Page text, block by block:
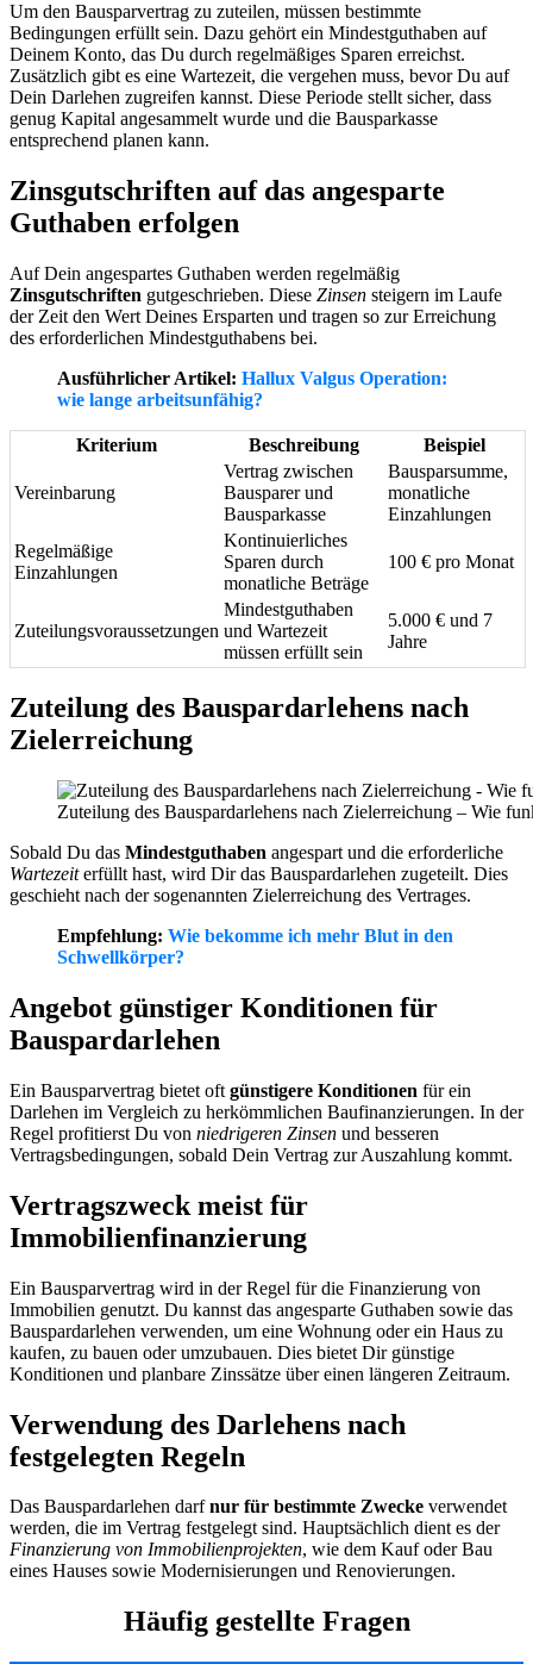
Um den Bausparvertrag zu zuteilen, müssen bestimmte
Bedingungen erfüllt sein. Dazu gehört ein Mindestguthaben auf
Deinem Konto, das Du durch regelmäßiges Sparen erreichst.
Zusätzlich gibt es eine Wartezeit, die vergehen muss, bevor Du auf
Dein Darlehen zugreifen kannst. Diese Periode stellt sicher, dass
genug Kapital angesammelt wurde und die Bausparkasse
entsprechend planen kann.
Zinsgutschriften auf das angesparte
Guthaben erfolgen
Auf Dein angespartes Guthaben werden regelmäßig
Zinsgutschriften gutgeschrieben. Diese Zinsen steigern im Laufe
der Zeit den Wert Deines Ersparten und tragen so zur Erreichung
des erforderlichen Mindestguthabens bei.
Ausführlicher Artikel: Hallux Valgus Operation:
wie lange arbeitsunfähig?
Kriterium Beschreibung Beispiel
Vereinbarung
Vertrag zwischen
Bausparer und
Bausparkasse
Bausparsumme,
monatliche
Einzahlungen
Regelmäßige
Einzahlungen
Kontinuierliches
Sparen durch
monatliche Beträge
100 € pro Monat
Zuteilungsvoraussetzungen
Mindestguthaben
und Wartezeit
müssen erfüllt sein
5.000 € und 7
Jahre
Zuteilung des Bauspardarlehens nach
Zielerreichung
Zuteilung des Bauspardarlehens nach Zielerreichung – Wie
Sobald Du das Mindestguthaben angespart und die erforderliche
Wartezeiterfüllt hast, wird Dir das Bauspardarlehen zugeteilt. Dies
geschieht nach der sogenannten Zielerreichung des Vertrages.
Empfehlung: Wie bekomme ich mehr Blut in den
Schwellkörper?
Angebot günstiger Konditionen für
Bauspardarlehen
Ein Bausparvertrag bietet oft günstigere Konditionen für ein
Darlehen im Vergleich zu herkömmlichen Baufinanzierungen. In der
Regel profitierst Du von niedrigeren Zinsen und besseren
Vertragsbedingungen, sobald Dein Vertrag zur Auszahlung kommt.
Vertragszweck meist für
Immobilienfinanzierung
Ein Bausparvertrag wird in der Regel für die Finanzierung von
Immobilien genutzt. Du kannst das angesparte Guthaben sowie das
Bauspardarlehen verwenden, um eine Wohnung oder ein Haus zu
kaufen, zu bauen oder umzubauen. Dies bietet Dir günstige
Konditionen und planbare Zinssätze über einen längeren Zeitraum.
Verwendung des Darlehens nach
festgelegten Regeln
Das Bauspardarlehen darfnur für bestimmte Zwecke verwendet
werden, die im Vertrag festgelegt sind. Hauptsächlich dient es der
Finanzierung von Immobilienprojekten, wie dem Kauf oder Bau
eines Hauses sowie Modernisierungen und Renovierungen.
Häufig gestellte Fragen